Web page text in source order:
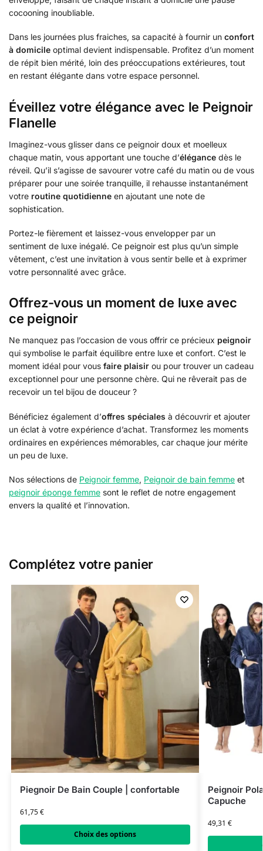
cocooning inoubliable.
Dans les journées plus fraiches, sa capacité à fournir un confort
à domicile optimal devient indispensable. Profitez d’un moment
de répit bien mérité, loin des préoccupations extérieures, tout
en restant élégante dans votre espace personnel.
Éveillez votre élégance avec le Peignoir
Flanelle
Imaginez-vous glisser dans ce peignoir doux et moelleux
chaque matin, vous apportant une touche d’élégance dès le
réveil. Qu’il s’agisse de savourer votre café du matin ou de vous
préparer pour une soirée tranquille, il rehausse instantanément
votre routine quotidienne en ajoutant une note de
sophistication.
Portez-le fièrement et laissez-vous envelopper par un
sentiment de luxe inégalé. Ce peignoir est plus qu’un simple
vêtement, c’est une invitation à vous sentir belle et à exprimer
votre personnalité avec grâce.
Offrez-vous un moment de luxe avec
ce peignoir
Ne manquez pas l’occasion de vous offrir ce précieux peignoir
qui symbolise le parfait équilibre entre luxe et confort. C’est le
moment idéal pour vous faire plaisir ou pour trouver un cadeau
exceptionnel pour une personne chère. Qui ne rêverait pas de
recevoir un tel bijou de douceur ?
Bénéficiez également d’offres spéciales à découvrir et ajouter
un éclat à votre expérience d’achat. Transformez les moments
ordinaires en expériences mémorables, car chaque jour mérite
un peu de luxe.
Nos sélections de Peignoir femme, Peignoir de bain femme et
peignoir éponge femme sont le reflet de notre engagement
envers la qualité et l’innovation.
Complétez votre panier
Piegnoir De Bain Couple | confortable
61,75€
Choix des options
Peignoir
Capuche
49,31 €